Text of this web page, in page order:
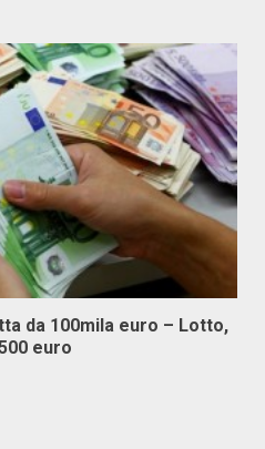
da 100mila euro – Lotto,
euro